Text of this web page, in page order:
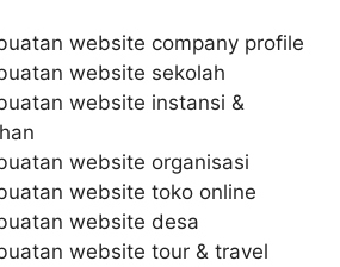
website company profile
website sekolah
website instansi &
website organisasi
website toko online
website desa
website tour & travel